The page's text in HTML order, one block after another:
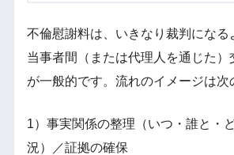
不倫慰謝料は、いきなり裁判になる
当事者間（または代理人を通じた）
が一般的です。流れのイメージは次
1）事実関係の整理（いつ・誰と・
況）／証拠の確保